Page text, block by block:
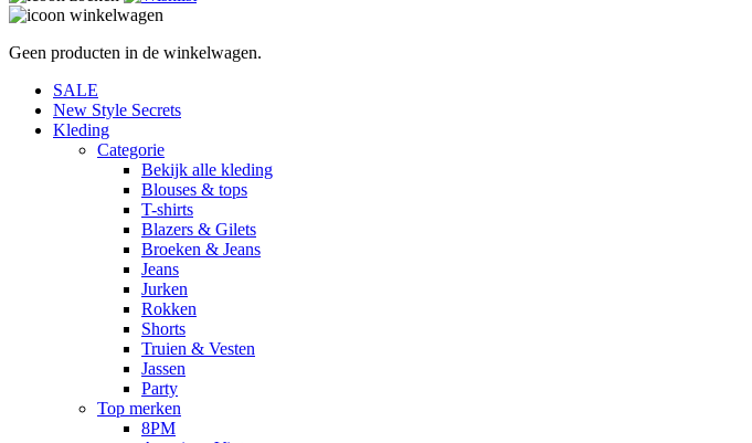
Geen producten in de winkelwagen.
SALE
New Style Secrets
Kleding
Categorie
Bekijk alle kleding
Blouses & tops
T-shirts
Blazers & Gilets
Broeken & Jeans
Jeans
Jurken
Rokken
Shorts
Truien & Vesten
Jassen
Party
Top merken
8PM